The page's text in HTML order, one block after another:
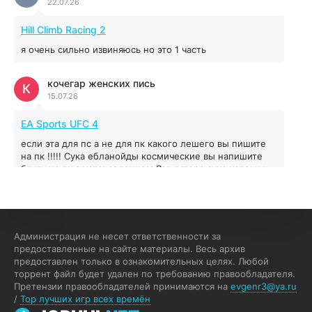
Red Chaos - The Strict Order
5.43 ГБ
Prey
16.95 ГБ
Hill Climb Racing 2
я очень сильно извиняюсь но это 1 часть
кочегар женских пись
15.07.26
К
EA Sports UFC 4
если эта для пс а не для пк какого лешего вы пишите
на пк !!!!! Сука ебланойды космические вы напишите
блять на пк с установлением Эмулятора сука калеки на
F
My Summer Car
Раменбет — место, где азарт подаётся «аль денте», где
каждый спин — как идеальная лапша. Подача —
быстро, горячо и честно — попробуйте сами:
%random_anchor_text% — и начните дегустацию
Администрация не несет ответственности за
предоставленные на сайте материалы. Весь архив
предоставлен только в ознакомительных целях. Любой
торрент файл будет удален по требованию правообладателя.
Претензии правообладателей принимаются на evgenr3@ya.ru
/ Top лучших игр всех времён